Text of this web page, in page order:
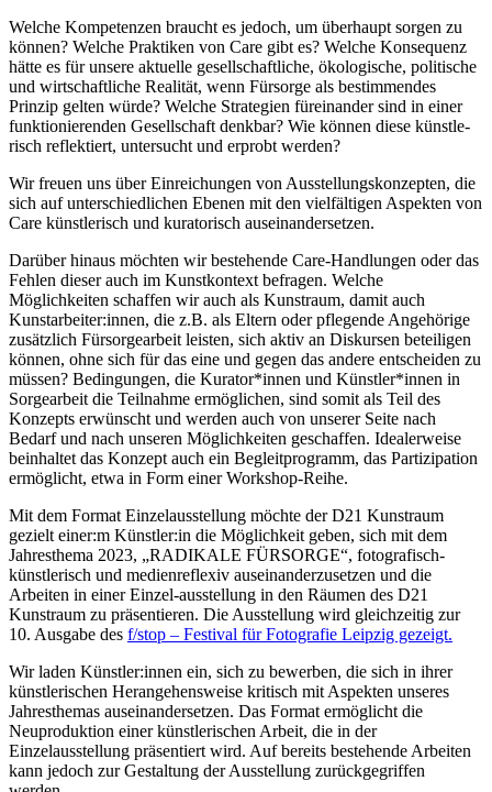
Welche Kompetenzen braucht es jedoch, um über­haupt sor­gen zu
kön­nen? Welche Praktiken von Care gibt es? Welche Konsequenz
hät­te es für unse­re aktu­el­le gesell­schaft­li­che, öko­lo­gi­sche, poli­ti­sche
und wirt­schaft­li­che Realität, wenn Fürsorge als bestim­men­des
Prinzip gel­ten wür­de? Welche Strategien für­ein­an­der sind in einer
funk­tio­nie­ren­den Gesellschaft denk­bar? Wie kön­nen die­se künst­le­
risch reflek­tiert, unter­sucht und erprobt werden?
Wir freu­en uns über Einreichungen von Ausstellungskonzepten, die
sich auf unter­schied­li­chen Ebenen mit den viel­fäl­ti­gen Aspekten von
Care künst­le­risch und kura­to­risch auseinandersetzen.
Darüber hin­aus möch­ten wir bestehen­de Care-Handlungen oder das
Fehlen die­ser auch im Kunstkontext befra­gen. Welche
Möglichkeiten schaf­fen wir auch als Kunstraum, damit auch
Kunstarbeiter:innen, die z.B. als Eltern oder pfle­gen­de Angehörige
zusätz­lich Fürsorgearbeit leis­ten, sich aktiv an Diskursen betei­li­gen
kön­nen, ohne sich für das eine und gegen das ande­re ent­schei­den zu
müs­sen? Bedingungen, die Kurator*innen und Künstler*innen in
Sorgearbeit die Teilnahme ermög­li­chen, sind somit als Teil des
Konzepts erwünscht und wer­den auch von unse­rer Seite nach
Bedarf und nach unse­ren Möglichkeiten geschaf­fen. Idealerweise
beinhal­tet das Konzept auch ein Begleitprogramm, das Partizipation
ermög­licht, etwa in Form einer Workshop-Reihe.
Mit dem Format Einzelausstellung möch­te der D21 Kunstraum
gezielt einer:m Künstler:in die Möglichkeit geben, sich mit dem
Jahresthema 2023, „RADIKALE FÜRSORGE“, foto­gra­fisch-
künst­le­risch und medi­en­re­fle­xiv aus­ein­an­der­zu­set­zen und die
Arbeiten in einer Einzel-aus­stel­lung in den Räumen des D21
Kunstraum zu prä­sen­tie­ren. Die Ausstellung wird gleich­zei­tig zur
10. Ausgabe des f/stop – Festival für Fotografie Leipzig gezeigt.
Wir laden Künstler:innen ein, sich zu bewer­ben, die sich in ihrer
künst­le­ri­schen Herangehensweise kri­tisch mit Aspekten unse­res
Jahresthemas aus­ein­an­der­set­zen. Das Format ermög­licht die
Neuproduktion einer künst­le­ri­schen Arbeit, die in der
Einzelausstellung prä­sen­tiert wird. Auf bereits bestehen­de Arbeiten
kann jedoch zur Gestaltung der Ausstellung zurück­ge­grif­fen